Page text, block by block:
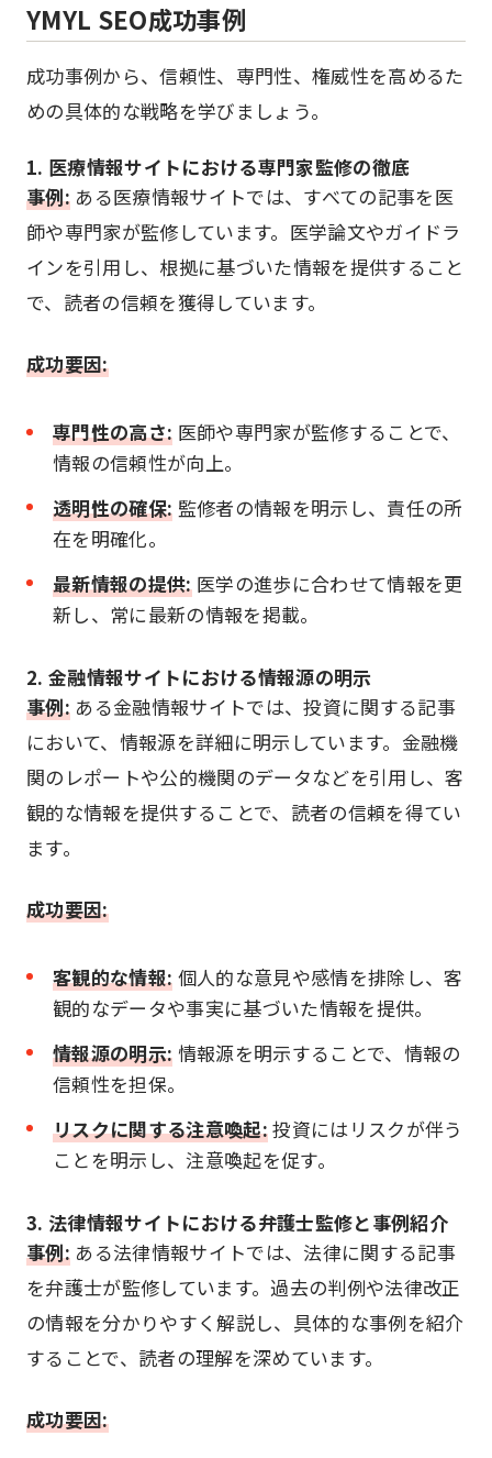
YMYL SEO成功事例
成功事例から、信頼性、専門性、権威性を高めるた
めの具体的な戦略を学びましょう。
1. 医療情報サイトにおける専門家監修の徹底
事例: ある医療情報サイトでは、すべての記事を医
師や専門家が監修しています。医学論文やガイドラ
インを引用し、根拠に基づいた情報を提供すること
で、読者の信頼を獲得しています。
成功要因:
専門性の高さ: 医師や専門家が監修することで、
情報の信頼性が向上。
透明性の確保: 監修者の情報を明示し、責任の所
在を明確化。
最新情報の提供:医学の進歩に合わせて情報を更
新し、常に最新の情報を掲載。
2. 金融情報サイトにおける情報源の明示
事例: ある金融情報サイトでは、投資に関する記事
において、情報源を詳細に明示しています。金融機
関のレポートや公的機関のデータなどを引用し、客
観的な情報を提供することで、読者の信頼を得てい
ます。
成功要因:
客観的な情報: 個人的な意見や感情を排除し、客
観的なデータや事実に基づいた情報を提供。
情報源の明示: 情報源を明示することで、情報の
信頼性を担保。
リスクに関する注意喚起:投資にはリスクが伴う
ことを明示し、注意喚起を促す。
3. 法律情報サイトにおける弁護士監修と事例紹介
事例: ある法律情報サイトでは、法律に関する記事
を弁護士が監修しています。過去の判例や法律改正
の情報を分かりやすく解説し、具体的な事例を紹介
することで、読者の理解を深めています。
成功要因: